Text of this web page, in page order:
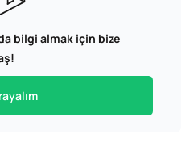
bilgi almak için bize